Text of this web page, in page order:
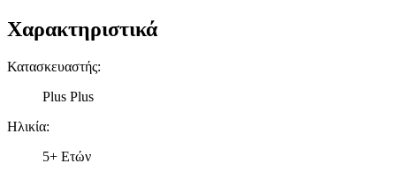
Χαρακτηριστικά
Κατασκευαστής:
Plus Plus
Ηλικία:
5+ Ετών